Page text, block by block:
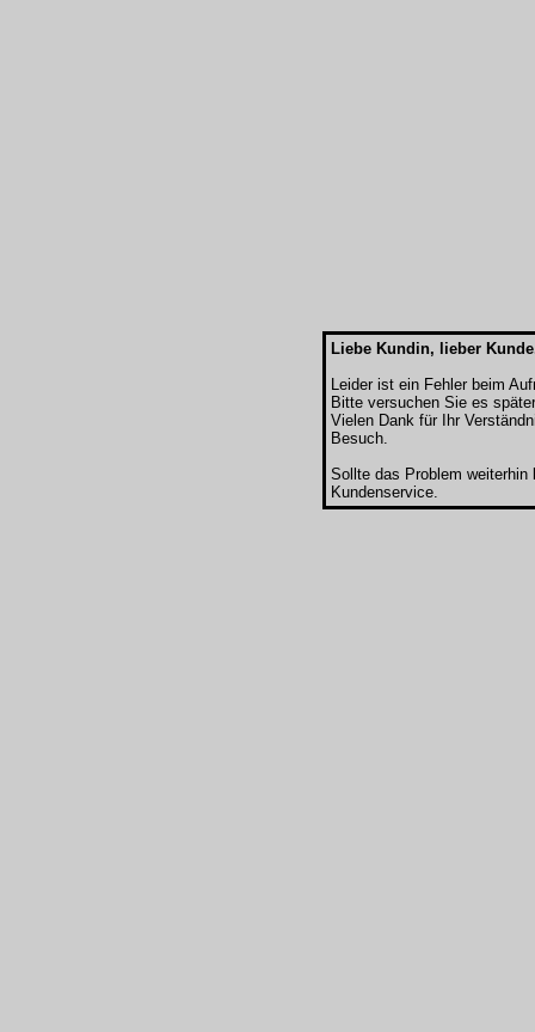
Liebe Kundin, lieber
Leider ist ein Fehler beim
Bitte versuchen Sie es
Vielen Dank für Ihr
Besuch.
Sollte das Problem
Kundenservice.